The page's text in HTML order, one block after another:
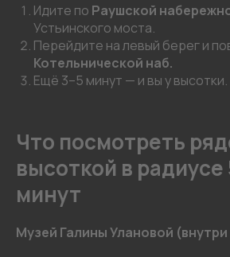
Идите по Раушской
Устьинского моста.
Перейдите на левый берег и
Котельнической наб.
Ещё 3–5 минут — и вы у высотки.
Что посмотреть
высоткой в радиусе
минут
Музей Галины Улановой